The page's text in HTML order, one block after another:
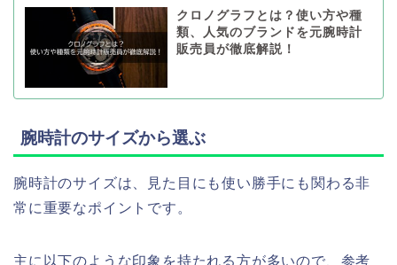
クロノグラフとは？使い方や種
類、人気のブランドを元腕時計
販売員が徹底解説！
腕時計のサイズから選ぶ
腕時計のサイズは、見た目にも使い勝手にも関わる非
常に重要なポイントです。
主に以下のような印象を持たれる方が多いので、参考